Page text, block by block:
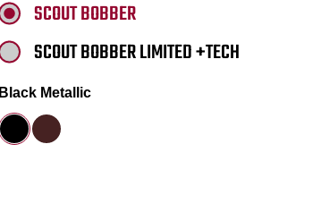
SCOUT BOBBER
SCOUT BOBBER LIMITED +TECH
Black Metallic